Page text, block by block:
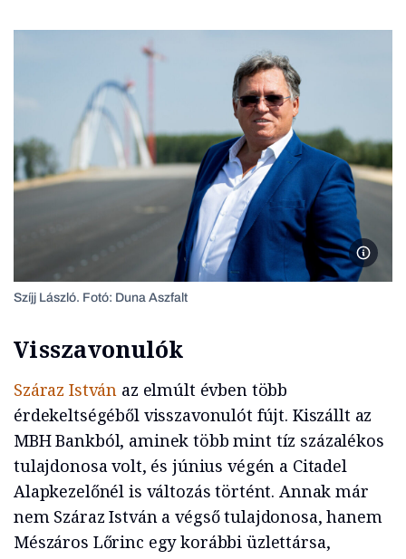
Szíjj
Szíjj László. Fotó: Duna Aszfalt
Visszavonulók
Száraz István az elmúlt évben több
érdekeltségéből visszavonulót fújt. Kiszállt az
MBH Bankból, aminek több mint tíz százalékos
tulajdonosa volt, és június végén a Citadel
Alapkezelőnél is változás történt. Annak már
nem Száraz István a végső tulajdonosa, hanem
Mészáros Lőrinc egy korábbi üzlettársa,